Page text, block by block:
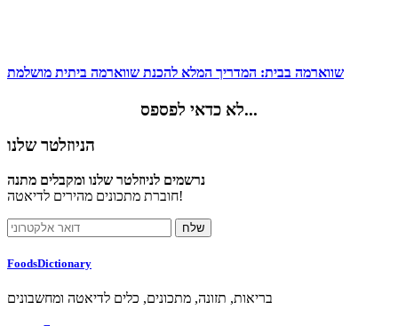
שווארמה בבית: המדריך המלא להכנת שווארמה ביתית מושלמת
לא כדאי לפספס...
הניוזלטר שלנו
נרשמים לניוזלטר שלנו ומקבלים מתנה
חוברת מתכונים מהירים לדיאטה!
FoodsDictionary
בריאות, תזונה, מתכונים, כלים לדיאטה ומחשבונים